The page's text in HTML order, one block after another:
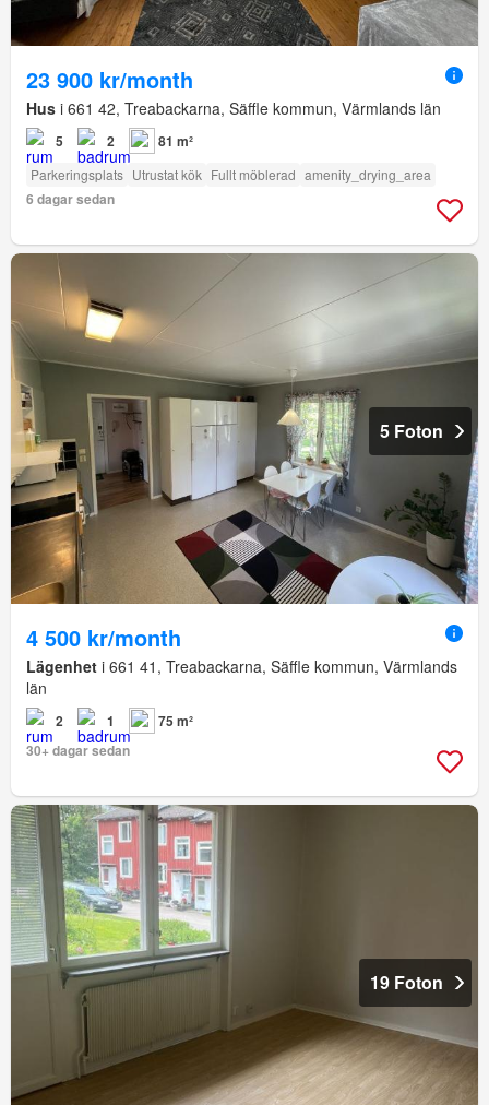
23 900 kr/month
Hus i 661 42, Treabackarna, Säffle kommun, Värmlands län
5 2 81 m²
Parkeringsplats Utrustat kök Fullt möblerad amenity_drying_area
6 dagar sedan
5 Foton
4 500 kr/month
Lägenhet i 661 41, Treabackarna, Säffle kommun, Värmlands
län
2 1
75 m²
30+ dagar sedan
19 Foton